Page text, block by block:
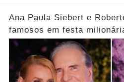
Ana Paula Siebert e
famosos em festa
votos; veja looks